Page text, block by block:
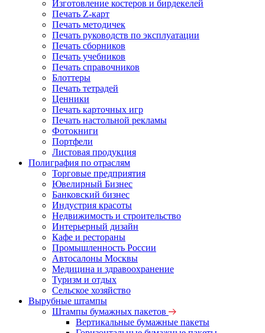
Изготовление костеров и бирдекелей
Печать Z-карт
Печать методичек
Печать руководств по эксплуатации
Печать сборников
Печать учебников
Печать справочников
Блоттеры
Печать тетрадей
Ценники
Печать карточных игр
Печать настольной рекламы
Фотокниги
Портфели
Листовая продукция
Полиграфия по отраслям
Торговые предприятия
Ювелирный Бизнес
Банковский бизнес
Индустрия красоты
Недвижимость и строительство
Интерьерный дизайн
Кафе и рестораны
Промышленность России
Автосалоны Москвы
Медицина и здравоохранение
Туризм и отдых
Сельское хозяйство
Вырубные штампы
Штампы бумажных пакетов
Вертикальные бумажные пакеты